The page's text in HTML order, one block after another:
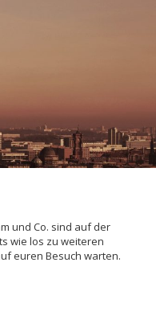
und Co. sind auf der
wie los zu weiteren
euren Besuch warten.